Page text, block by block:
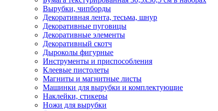
Вырубки, чипборды
Декоративная лента, тесьма, шнур
Декоративные пуговицы
Декоративные элементы
Декоративный скотч
Дыроколы фигурные
Инструменты и приспособления
Клеевые пистолеты
Магниты и магнитные листы
Машинки для вырубки и комплектующие
Наклейки, стикеры
Ножи для вырубки